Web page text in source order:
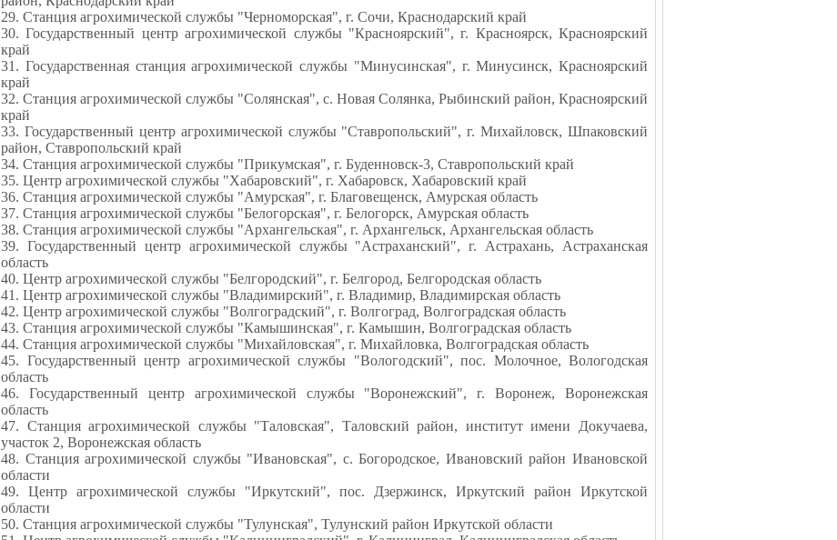
29. Станция агрохимической службы "Черноморская", г. Сочи, Краснодарский край
30. Государственный центр агрохимической службы "Красноярский", г. Красноярск, Красноярский
край
31. Государственная станция агрохимической службы "Минусинская", г. Минусинск, Красноярский
край
32. Станция агрохимической службы "Солянская", с. Новая Солянка, Рыбинский район, Красноярский
край
33. Государственный центр агрохимической службы "Ставропольский", г. Михайловск, Шпаковский
район, Ставропольский край
34. Станция агрохимической службы "Прикумская", г. Буденновск-3, Ставропольский край
35. Центр агрохимической службы "Хабаровский", г. Хабаровск, Хабаровский край
36. Станция агрохимической службы "Амурская", г. Благовещенск, Амурская область
37. Станция агрохимической службы "Белогорская", г. Белогорск, Амурская область
38. Станция агрохимической службы "Архангельская", г. Архангельск, Архангельская область
39. Государственный центр агрохимической службы "Астраханский", г. Астрахань, Астраханская
область
40. Центр агрохимической службы "Белгородский", г. Белгород, Белгородская область
41. Центр агрохимической службы "Владимирский", г. Владимир, Владимирская область
42. Центр агрохимической службы "Волгоградский", г. Волгоград, Волгоградская область
43. Станция агрохимической службы "Камышинская", г. Камышин, Волгоградская область
44. Станция агрохимической службы "Михайловская", г. Михайловка, Волгоградская область
45. Государственный центр агрохимической службы "Вологодский", пос. Молочное, Вологодская
область
46. Государственный центр агрохимической службы "Воронежский", г. Воронеж, Воронежская
область
47. Станция агрохимической службы "Таловская", Таловский район, институт имени Докучаева,
участок 2, Воронежская область
48. Станция агрохимической службы "Ивановская", с. Богородское, Ивановский район Ивановской
области
49. Центр агрохимической службы "Иркутский", пос. Дзержинск, Иркутский район Иркутской
области
50. Станция агрохимической службы "Тулунская", Тулунский район Иркутской области